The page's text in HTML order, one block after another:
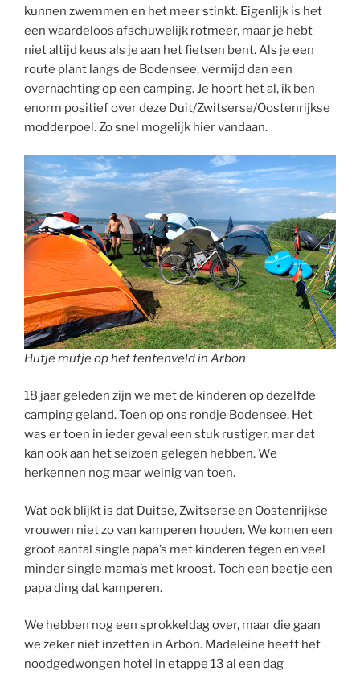
kunnen zwemmen en het meer stinkt. Eigenlijk is het
een waardeloos afschuwelijk rotmeer, maar je hebt
niet altijd keus als je aan het fietsen bent. Als je een
route plant langs de Bodensee, vermijd dan een
overnachting op een camping. Je hoort het al, ik ben
enorm positief over deze Duit/Zwitserse/Oostenrijkse
modderpoel. Zo snel mogelijk hier vandaan.
Hutje mutje op het tentenveld in Arbon
18 jaar geleden zijn we met de kinderen op dezelfde
camping geland. Toen op ons rondje Bodensee. Het
was er toen in ieder geval een stuk rustiger, mar dat
kan ook aan het seizoen gelegen hebben. We
herkennen nog maar weinig van toen.
Wat ook blijkt is dat Duitse, Zwitserse en Oostenrijkse
vrouwen niet zo van kamperen houden. We komen een
groot aantal single papa’s met kinderen tegen en veel
minder single mama’s met kroost. Toch een beetje een
papa ding dat kamperen.
We hebben nog een sprokkeldag over, maar die gaan
we zeker niet inzetten in Arbon. Madeleine heeft het
noodgedwongen hotel in etappe 13 al een dag